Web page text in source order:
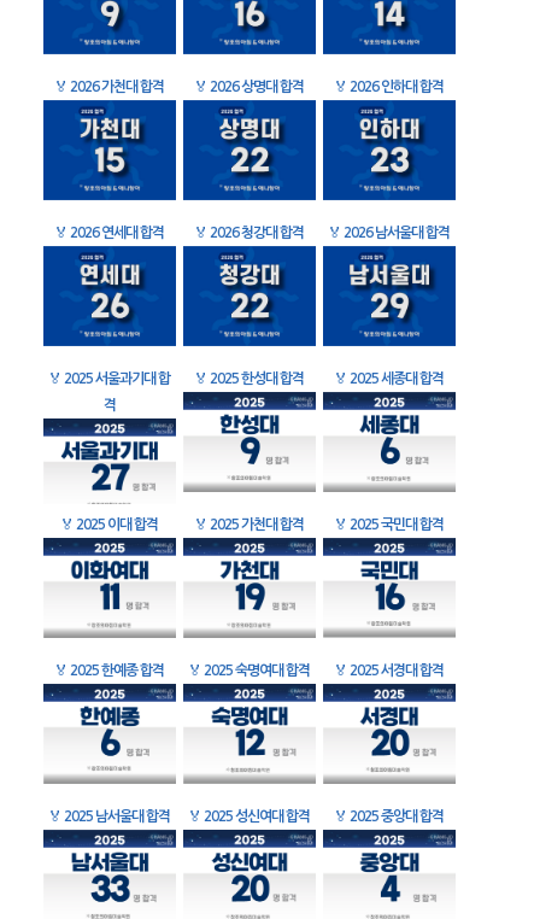
🏅 2026 가천대 합격 🏅 2026 상명대 합격 🏅 2026 인하대 합격
🏅 2026 연세대 합격 🏅 2026 청강대 합격 🏅 2026 남서울대 합격
🏅 2025 서울과기대 합
격
🏅 2025 한성대 합격 🏅 2025 세종대 합격
🏅 2025 이대 합격 🏅 2025 가천대 합격 🏅 2025 국민대 합격
🏅 2025 한예종 합격 🏅 2025 숙명여대 합격 🏅 2025 서경대 합격
🏅 2025 남서울대 합격 🏅 2025 성신여대 합격 🏅 2025 중앙대 합격